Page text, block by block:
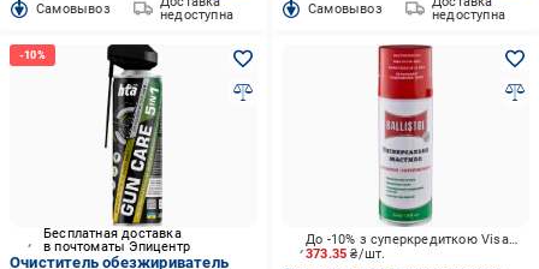
Cамовывоз
недоступна
Cамовывоз
недоступна
Бесплатная доставка
в почтоматы Эпицентр
Очиститель обезжириватель
373.35₴/шт.
До -10% з суперкредиткою Visa Вигода